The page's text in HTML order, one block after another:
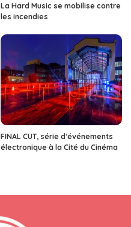
La Hard Music se mobilise contre
les incendies
FINAL CUT, série d’événements
électronique à la Cité du Cinéma